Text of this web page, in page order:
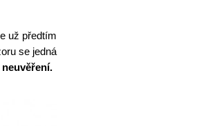
už předtím
se jedná